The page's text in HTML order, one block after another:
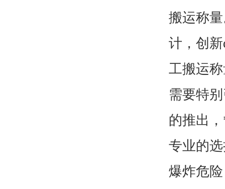
搬运称
计，创新
工搬运
需要特
的推出
专业的
爆炸危